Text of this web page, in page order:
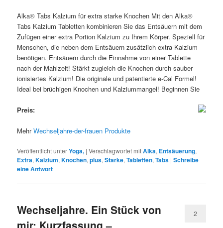
Alka® Tabs Kalzium für extra starke Knochen Mit den Alka®
Tabs Kalzium Tabletten kombinieren Sie das Entsäuern mit dem
Zufügen einer extra Portion Kalzium zu Ihrem Körper. Speziell für
Menschen, die neben dem Entsäuern zusätzlich extra Kalzium
benötigen. Entsäuern durch die Einnahme von einer Tablette
nach der Mahlzeit! Stärkt zugleich die Knochen durch sauber
ionisiertes Kalzium! Die originale und patentierte e-Cal Formel!
Ideal bei brüchigen Knochen und Kalziummangel! Beginnen Sie
Preis:
MehrWechseljahre-der-frauen Produkte
Veröffentlicht unterYoga, |Verschlagwortet mitAlka, Entsäuerung,
Extra,Kalzium,Knochen,plus,Starke,Tabletten,Tabs |Schreibe
eine Antwort
Wechseljahre. Ein Stück von
2